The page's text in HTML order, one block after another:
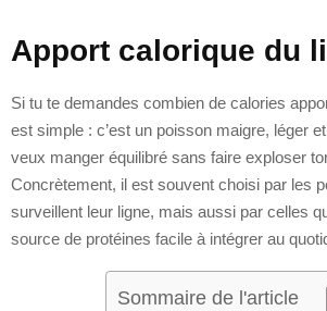
Apport calorique du
Si tu te demandes combien de calories
est simple : c’est un poisson maigre, léger
veux manger équilibré sans faire exploser
Concrètement, il est souvent choisi par les
surveillent leur ligne, mais aussi par celles
source de protéines facile à intégrer au
Sommaire de l'article